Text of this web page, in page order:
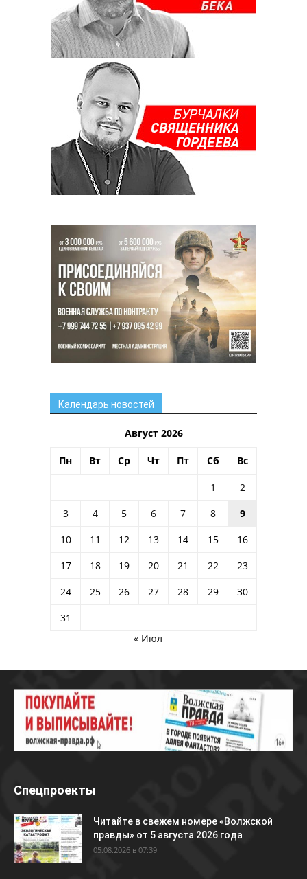
Календарь новостей
Август 2026
Пн Вт Ср Чт Пт Сб Вс
1
2
3
4 5 6 7 8
9
10
11 12 13 14 15
16
17
18 19 20 21 22
23
24
25 26 27 28 29
30
31
« Июл
Спецпроекты
Читайте в свежем номере «Волжской
правды» от 5 августа 2026 года
05.08.2026 в 07:39